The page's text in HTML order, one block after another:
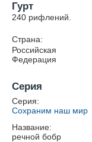
Гурт
240 рифлений.
Страна:
Российская
Федерация
Серия
Серия:
Сохраним наш мир
Название:
речной бобр